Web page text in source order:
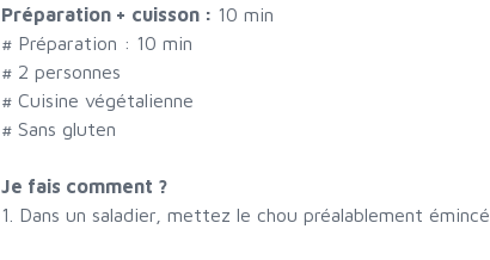
Préparation + cuisson : 10 min
# Préparation : 10 min
# 2 personnes
# Cuisine végétalienne
# Sans gluten
Je fais comment ?
1. Dans un saladier, mettez le chou préalablement émincé.